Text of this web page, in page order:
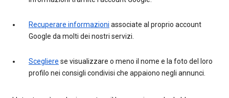
Recuperare informazioni associate al proprio account
Google da molti dei nostri servizi.
Scegliere se visualizzare o meno il nome e la foto del loro
profilo nei consigli condivisi che appaiono negli annunci.